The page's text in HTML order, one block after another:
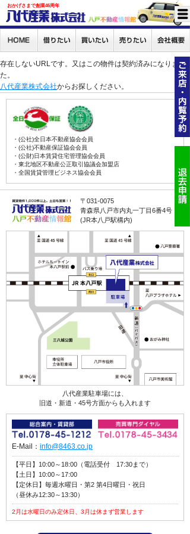
おかげさまで創業46周年
存在しないURLです。又はこの物件は契約済みになりまし
た。
八代産業株式会社からお探しください。
・(公社)全日本不動産協会会員
・(公社)不動産保証協会会員
・(公財)日本賃貸住宅管理協会会員
・東北地区不動産公正取引協議会加盟店
・全国賃貸管理ビジネス協会会員
〒031-0075
青森県八戸市内丸一丁目6番4号
(JR本八戸駅構内)
八代産業駐車場には、
旧道・新道・45号方面からも入れます
E-Mail： info@8463.co.jp
【平日】10:00～18:00（電話受付 17:30まで）
【土日】10:00～17:00
【定休日】毎週水曜日・第2 第4日曜日・祝日
（昼休み12:30～13:30）
2月は水曜日のみ定休日、3月は休まず営業します